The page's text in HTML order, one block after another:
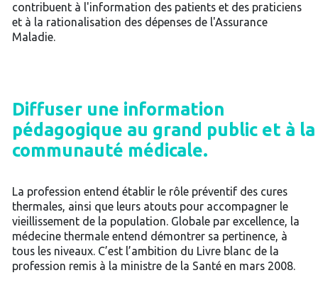
contribuent à l'information des patients et des praticiens
et à la rationalisation des dépenses de l'Assurance
Maladie.
Diffuser une information
pédagogique au grand public et à la
communauté médicale.
La profession entend établir le rôle préventif des cures
thermales, ainsi que leurs atouts pour accompagner le
vieillissement de la population. Globale par excellence, la
médecine thermale entend démontrer sa pertinence, à
tous les niveaux. C’est l’ambition du Livre blanc de la
profession remis à la ministre de la Santé en mars 2008.